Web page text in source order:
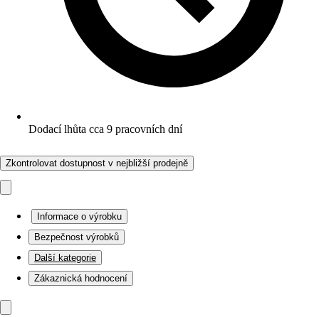
Dodací lhůta cca 9 pracovních dní
Zkontrolovat dostupnost v nejbližší prodejně
Informace o výrobku
Bezpečnost výrobků
Další kategorie
Zákaznická hodnocení